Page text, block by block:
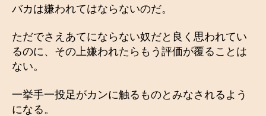
バカは嫌われてはならないのだ。
ただでさえあてにならない奴だと良く思われてい
るのに、その上嫌われたらもう評価が覆ることは
ない。
一挙手一投足がカンに触るものとみなされるよう
になる。